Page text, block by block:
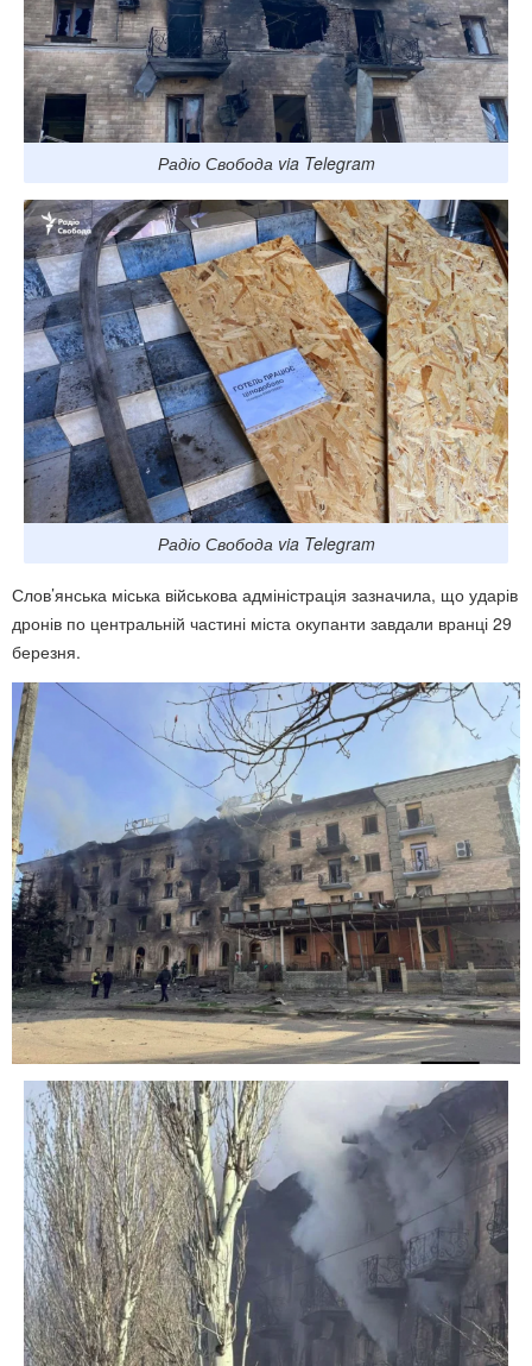
Радіо Свобода via Telegram
Радіо Свобода via Telegram
Слов’янська міська військова адміністрація зазначила, що ударів
дронів по центральній частині міста окупанти завдали вранці 29
березня.